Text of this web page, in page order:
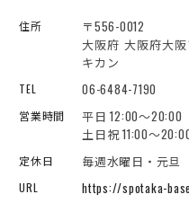
住所
〒556-0012
大阪府 大阪府大
キカン
TEL 06-6484-7190
営業時間
平日 12:00～20:00
土日祝 11:00～
定休日 毎週水曜日・元旦
URL https://spotaka-